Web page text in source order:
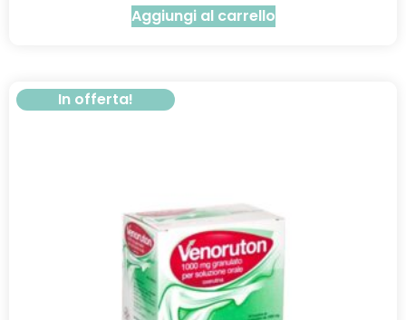
Aggiungi al carrello
In offerta!